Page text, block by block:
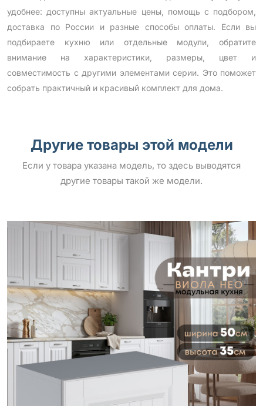
удобнее: доступны актуальные цены, помощь с подбором,
доставка по России и разные способы оплаты. Если вы
подбираете кухню или отдельные модули, обратите
внимание на характеристики, размеры, цвет и
совместимость с другими элементами серии. Это поможет
собрать практичный и красивый комплект для дома.
Другие товары этой модели
Если у товара указана модель, то здесь выводятся
другие товары такой же модели.